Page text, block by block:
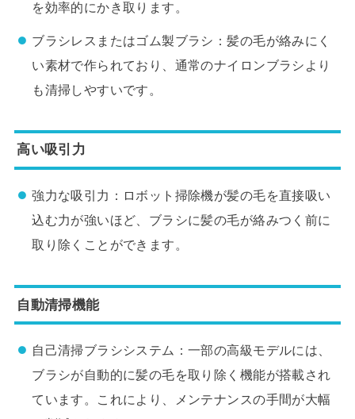
を効率的にかき取ります。
ブラシレスまたはゴム製ブラシ：髪の毛が絡みにく
い素材で作られており、通常のナイロンブラシより
も清掃しやすいです。
高い吸引力
強力な吸引力：ロボット掃除機が髪の毛を直接吸い
込む力が強いほど、ブラシに髪の毛が絡みつく前に
取り除くことができます。
自動清掃機能
自己清掃ブラシシステム：一部の高級モデルには、
ブラシが自動的に髪の毛を取り除く機能が搭載され
ています。これにより、メンテナンスの手間が大幅